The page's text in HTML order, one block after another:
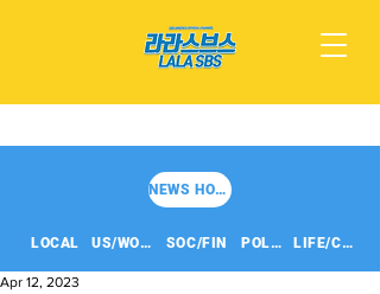
NEWS HOME
LOCAL US/WORLD SOC/FIN POLITICS LIFE/CULT
Apr 12, 2023